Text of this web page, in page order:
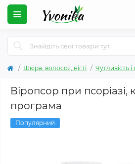
Шкіра, волосся, нігті Чутливість
Віропсор при псоріазі,
програма
Популярний